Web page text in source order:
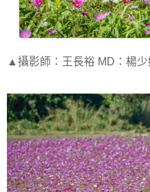
▲攝影師：王長裕 MD：楊